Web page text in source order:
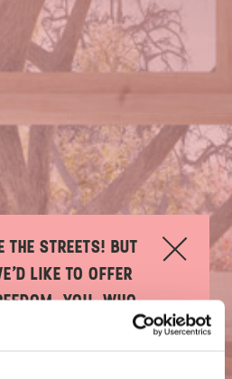
THE STREETS! BUT
LIKE TO OFFER
YOU, WHO
SEE SO MUCH AS